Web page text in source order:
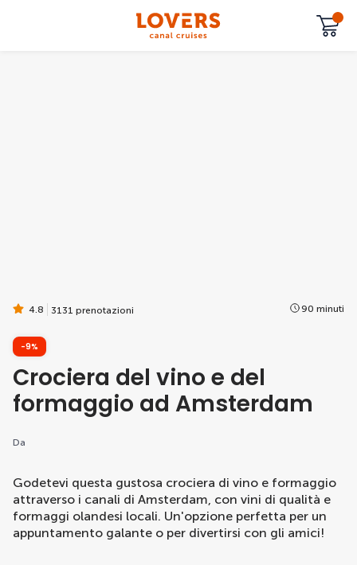
4.8 3131 prenotazioni 90 minuti
-9%
Crociera del vino e del
formaggio ad Amsterdam
Da
Godetevi questa gustosa crociera di vino e formaggio
attraverso i canali di Amsterdam, con vini di qualità e
formaggi olandesi locali. Un'opzione perfetta per un
appuntamento galante o per divertirsi con gli amici!